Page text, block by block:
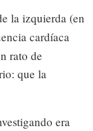
la izquierda (en
cardíaca
rato de
que la
era